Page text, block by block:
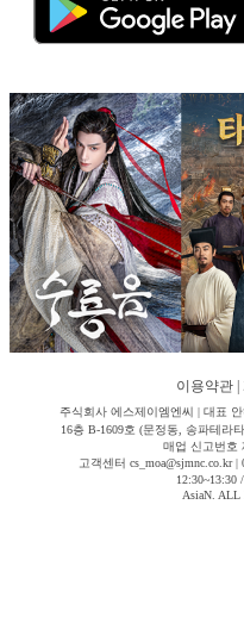
이용약관
주식회사 에스제이엠엔씨 | 대표
16층 B-1609호 (문정동, 송파테라
매업 신고번호
고객센터 cs_moa@sjmnc.co.kr
AsiaN. ALL